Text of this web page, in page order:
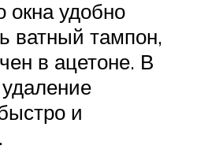
окна удобно
ватный тампон,
в ацетоне. В
и